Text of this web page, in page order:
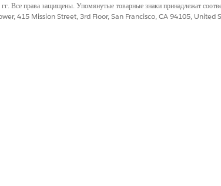
права защищены. Упомянутые товарные знаки принадлежат
415 Mission Street, 3rd Floor, San Francisco, CA 94105, United